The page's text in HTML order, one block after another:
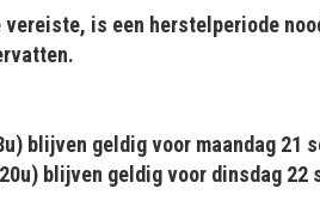
vereiste, is een herstelperiode
blijven geldig voor maandag 21
blijven geldig voor dinsdag 22